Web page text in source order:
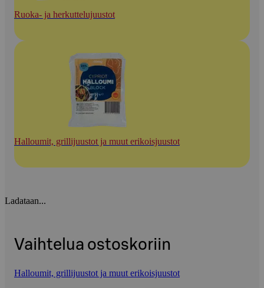
Ruoka- ja herkuttelujuustot
Halloumit, grillijuustot ja muut erikoisjuustot
Ladataan...
Vaihtelua ostoskoriin
Halloumit, grillijuustot ja muut erikoisjuustot